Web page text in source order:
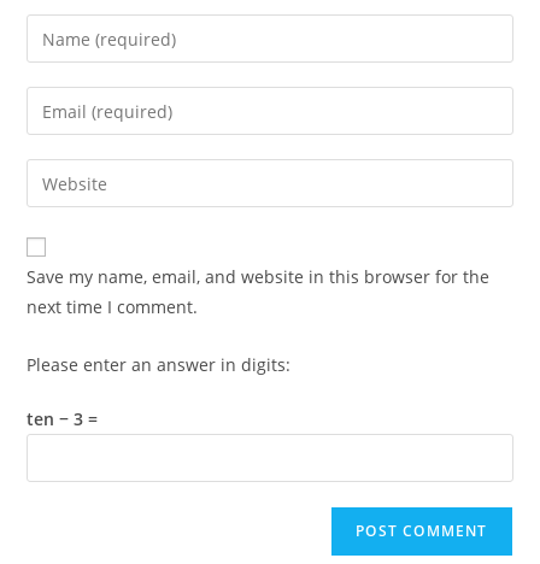
Enter
your
name
comment
Enter
your
email
address
comment
Enter
your
website
URL
(optional)
Save my name, email, and website in this browser for the
next time I comment.
Please enter an answer in digits:
ten − 3 =